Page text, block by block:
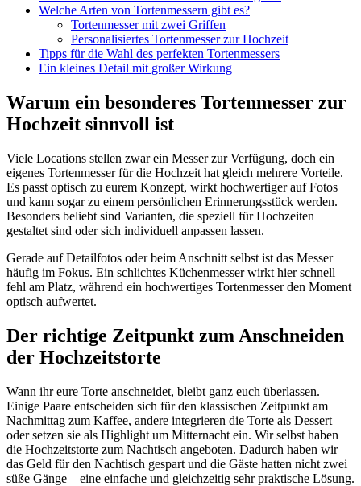
Welche Arten von Tortenmessern gibt es?
Tortenmesser mit zwei Griffen
Personalisiertes Tortenmesser zur Hochzeit
Tipps für die Wahl des perfekten Tortenmessers
Ein kleines Detail mit großer Wirkung
Warum ein besonderes Tortenmesser zur
Hochzeit sinnvoll ist
Viele Locations stellen zwar ein Messer zur Verfügung, doch ein
eigenes Tortenmesser für die Hochzeit hat gleich mehrere Vorteile.
Es passt optisch zu eurem Konzept, wirkt hochwertiger auf Fotos
und kann sogar zu einem persönlichen Erinnerungsstück werden.
Besonders beliebt sind Varianten, die speziell für Hochzeiten
gestaltet sind oder sich individuell anpassen lassen.
Gerade auf Detailfotos oder beim Anschnitt selbst ist das Messer
häufig im Fokus. Ein schlichtes Küchenmesser wirkt hier schnell
fehl am Platz, während ein hochwertiges Tortenmesser den Moment
optisch aufwertet.
Der richtige Zeitpunkt zum Anschneiden
der Hochzeitstorte
Wann ihr eure Torte anschneidet, bleibt ganz euch überlassen.
Einige Paare entscheiden sich für den klassischen Zeitpunkt am
Nachmittag zum Kaffee, andere integrieren die Torte als Dessert
oder setzen sie als Highlight um Mitternacht ein. Wir selbst haben
die Hochzeitstorte zum Nachtisch angeboten. Dadurch haben wir
das Geld für den Nachtisch gespart und die Gäste hatten nicht zwei
süße Gänge – eine einfache und gleichzeitig sehr praktische Lösung.